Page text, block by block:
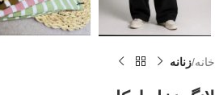
خانه زنانه